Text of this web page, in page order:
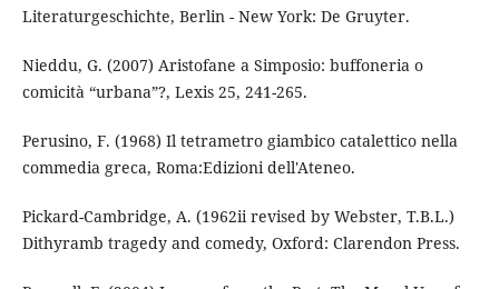
Literaturgeschichte, Berlin - New York: De Gruyter.
Nieddu, G. (2007) Aristofane a Simposio: buffoneria o
comicità “urbana”?, Lexis 25, 241-265.
Perusino, F. (1968) Il tetrametro giambico catalettico nella
commedia greca, Roma:Edizioni dell'Ateneo.
Pickard-Cambridge, A. (1962ii revised by Webster, T.B.L.)
Dithyramb tragedy and comedy, Oxford: Clarendon Press.